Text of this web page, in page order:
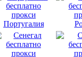
Португалия